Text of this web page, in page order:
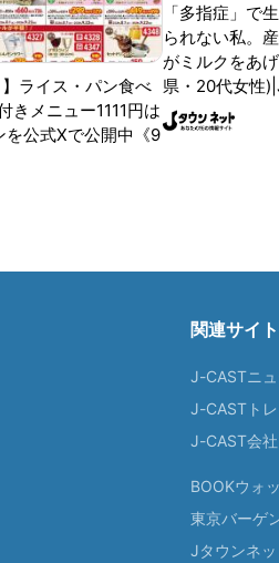
】ライス・パン食べ
きメニュー1111円は
を公式Xで公開中《9
「多指症」で
られない私。
がミルクをあ
県・20代女性
関連サイト
J-CASTニ
J-CASTト
J-CAST会
BOOKウォ
東京バーゲ
Jタウンネッ